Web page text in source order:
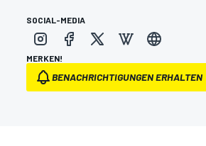
SOCIAL-MEDIA
MERKEN!
BENACHRICHTIGUNGEN ERHALTEN